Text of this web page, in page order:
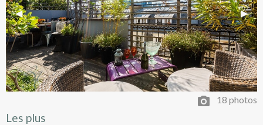
Previous Slide
◀︎ Next
▶︎
18 photos
Les plus